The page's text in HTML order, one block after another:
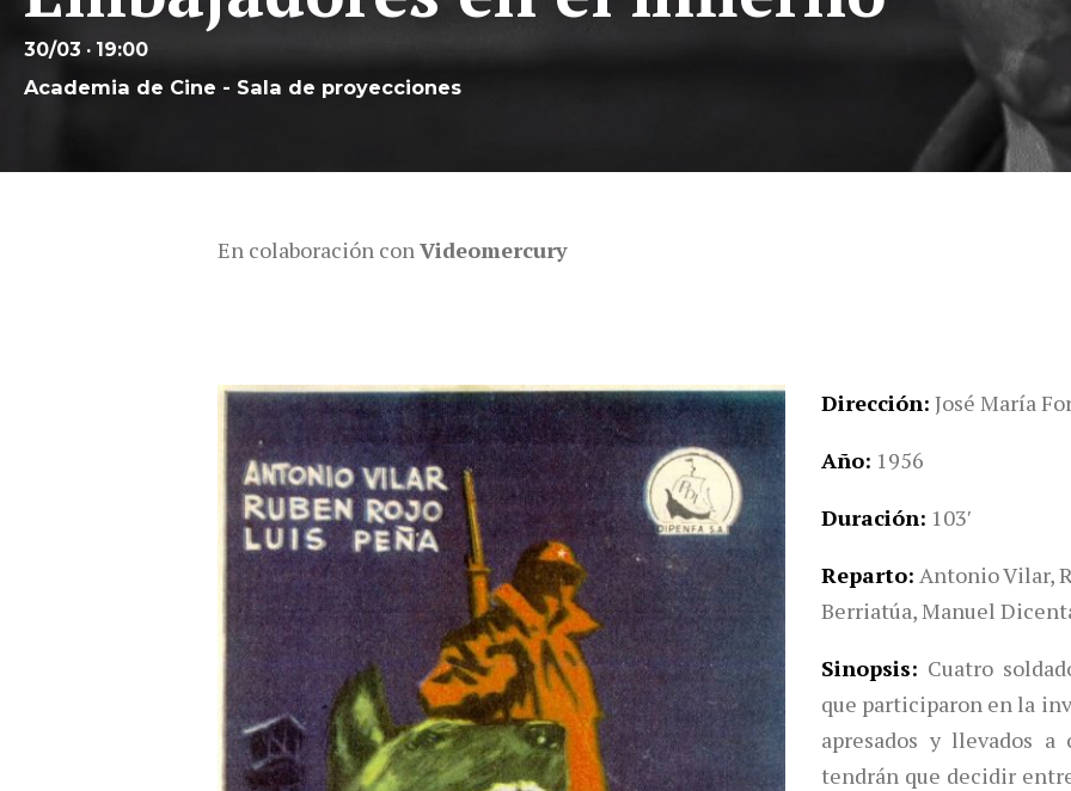
30/03 · 19:00
Academia de Cine - Sala de proyecciones
En colaboración conVideomercury
Dirección José María
Año 1956
Duración 103′
Reparto Antonio Vilar,
Berriatúa, Manuel
Sinopsis
Cuatro
que participaron en la
apresados y llevados
tendrán que decidir